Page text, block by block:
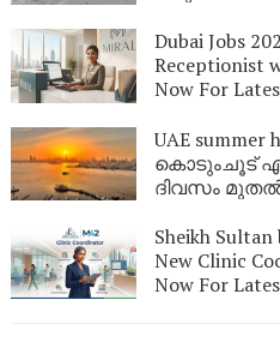
സാധ്യത
Dubai Jobs
Receptionist
Now For
UAE
കൊടുംചൂട്
ദിവസം
Sheikh
New Clinic
Now For